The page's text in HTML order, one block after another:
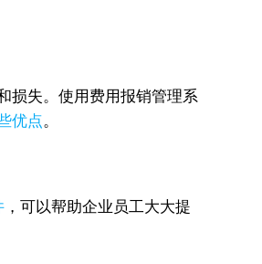
损失。使用费用报销管理系
优点。
，可以帮助企业员工大大提